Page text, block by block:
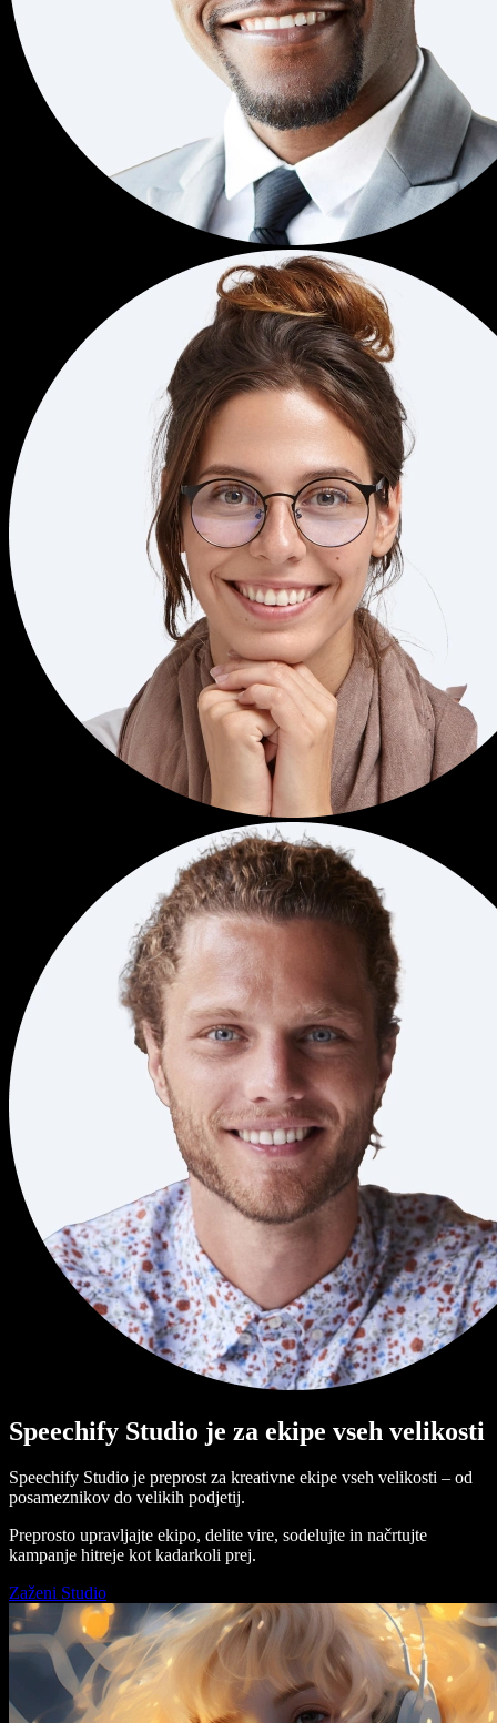
Speechify Studio je za ekipe vseh velikosti
Speechify Studio je preprost za kreativne ekipe vseh velikosti – od
posameznikov do velikih podjetij.
Preprosto upravljajte ekipo, delite vire, sodelujte in načrtujte
kampanje hitreje kot kadarkoli prej.
Zaženi Studio